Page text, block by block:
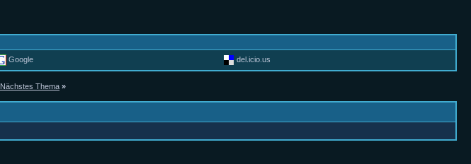
Google del.icio.us
Nächstes Thema »